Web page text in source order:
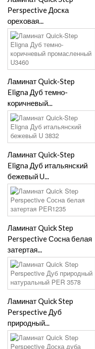
Perspective Доска
ореховая...
Ламинат Quick-Step
Eligna Дуб темно-
коричневый...
Ламинат Quick-Step
Eligna Дуб итальянский
бежевый U...
Ламинат Quick Step
Perspective Сосна белая
затертая...
Ламинат Quick Step
Perspective Дуб
природный...